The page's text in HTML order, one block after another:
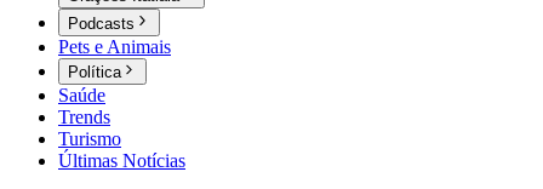
Podcasts
Pets e Animais
Política
Saúde
Trends
Turismo
Últimas Notícias